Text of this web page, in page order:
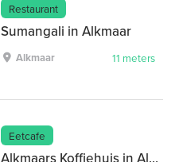
Restaurant
Sumangali in Alkmaar
Alkmaar 11 meters
Eetcafe
Alkmaars Koffiehuis in Alkmaar